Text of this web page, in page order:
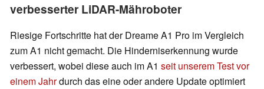
verbesserter LiDAR-Mähroboter
Riesige Fortschritte hat der Dreame A1 Pro im Vergleich
zum A1 nicht gemacht. Die Hinderniserkennung wurde
verbessert, wobei diese auch im A1 seit unserem Test vor
einem Jahrdurch das eine oder andere Update optimiert